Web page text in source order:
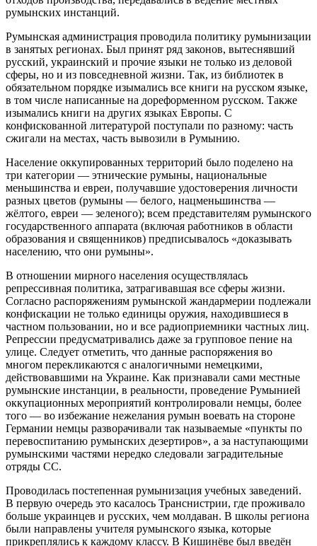
румынских инстанций.
Румынская администрация проводила политику румынизации
в занятых регионах. Был принят ряд законов, вытеснявший
русский, украинский и прочие языки не только из деловой
сферы, но и из повседневной жизни. Так, из библиотек в
обязательном порядке изымались все книги на русском языке,
в том числе написанные на дореформенном русском. Также
изымались книги на других языках Европы. С
конфискованной литературой поступали по разному: часть
сжигали на местах, часть вывозили в Румынию.
Население оккупированных территорий было поделено на
три категории — этнические румыны, национальные
меньшинства и евреи, получавшие удостоверения личности
разных цветов (румыны — белого, нацменьшинства —
жёлтого, евреи — зеленого); всем представителям румынского
государственного аппарата (включая работников в области
образования и священников) предписывалось «доказывать
населению, что они румыны».
В отношении мирного населения осуществлялась
репрессивная политика, затрагивавшая все сферы жизни.
Согласно распоряжениям румынской жандармерии подлежали
конфискации не только единицы оружия, находившиеся в
частном пользовании, но и все радиоприемники частных лиц.
Репрессии предусматривались даже за групповое пение на
улице. Следует отметить, что данные распоряжения во
многом перекликаются с аналогичными немецкими,
действовавшими на Украине. Как признавали сами местные
румынские инстанции, в реальности, проведение Румынией
оккупационных мероприятий контролировали немцы, более
того — во избежание нежелания румын воевать на стороне
Германии немцы разворачивали так называемые «пункты по
перевоспитанию румынских дезертиров», а за наступающими
румынскими частями нередко следовали заградительные
отряды СС.
Проводилась постепенная румынизация учебных заведений.
В первую очередь это касалось Транснистрии, где проживало
больше украинцев и русских, чем молдаван. В школы региона
были направлены учителя румынского языка, которые
прикреплялись к каждому классу. В Кишинёве был введён